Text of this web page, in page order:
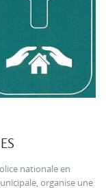
nationale en
organise une